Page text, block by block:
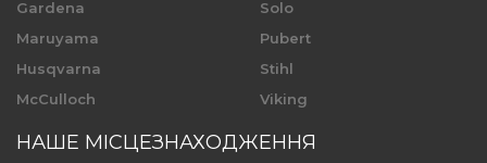
Gardena
Maruyama
Husqvarna
McCulloch
Solo
Pubert
Stihl
Viking
НАШЕ МІСЦЕЗНАХОДЖЕННЯ